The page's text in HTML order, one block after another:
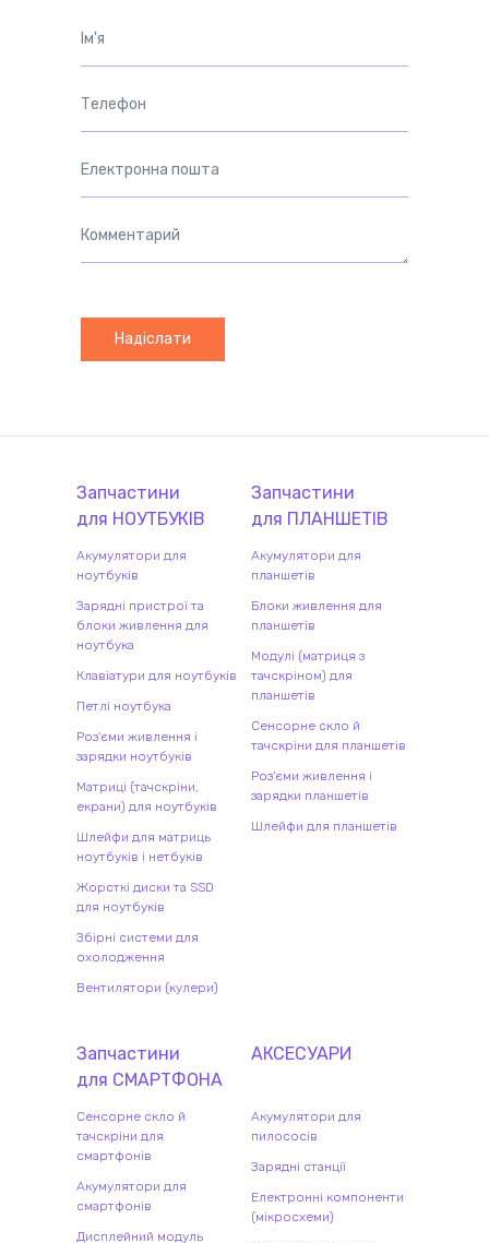
Запчастини
для НОУТБУКІВ
Акумулятори для
ноутбуків
Зарядні пристрої та
блоки живлення для
ноутбука
Клавіатури для ноутбуків
Петлі ноутбука
Роз'єми живлення і
зарядки ноутбуків
Матриці (тачскріни,
екрани) для ноутбуків
Шлейфи для матриць
ноутбуків і нетбуків
Жорсткі диски та SSD
для ноутбуків
Збірні системи для
охолодження
Вентилятори (кулери)
Запчастини
для ПЛАНШЕТІВ
Акумулятори для
планшетів
Блоки живлення для
планшетів
Модулі (матриця з
тачскріном) для
планшетів
Сенсорне скло й
тачскріни для планшетів
Роз'єми живлення і
зарядки планшетів
Шлейфи для планшетів
Запчастини
для СМАРТФОНА
Сенсорне скло й
тачскріни для
смартфонів
Акумулятори для
смартфонів
Дисплейний модуль
АКСЕСУАРИ
Акумулятори для
пилососів
Зарядні станції
Електронні компоненти
(мікросхеми)